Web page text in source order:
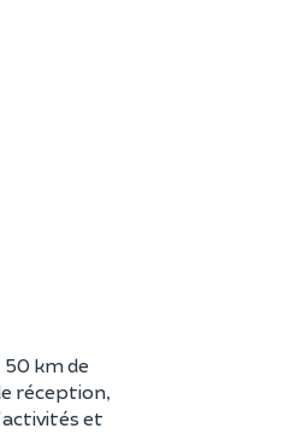
50 km de
réception,
et